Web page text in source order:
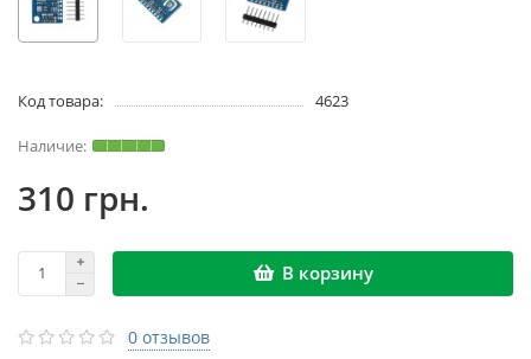
Код товара: 4623
310 грн.
В корзину
0 отзывов